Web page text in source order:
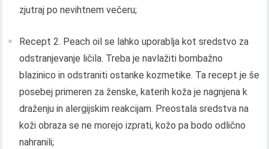
zjutraj po nevihtnem večeru;
Recept 2. Peach oil se lahko uporablja kot sredstvo za
odstranjevanje ličila. Treba je navlažiti bombažno
blazinico in odstraniti ostanke kozmetike. Ta recept je še
posebej primeren za ženske, katerih koža je nagnjena k
draženju in alergijskim reakcijam. Preostala sredstva na
koži obraza se ne morejo izprati, kožo pa bodo odlično
nahranili;